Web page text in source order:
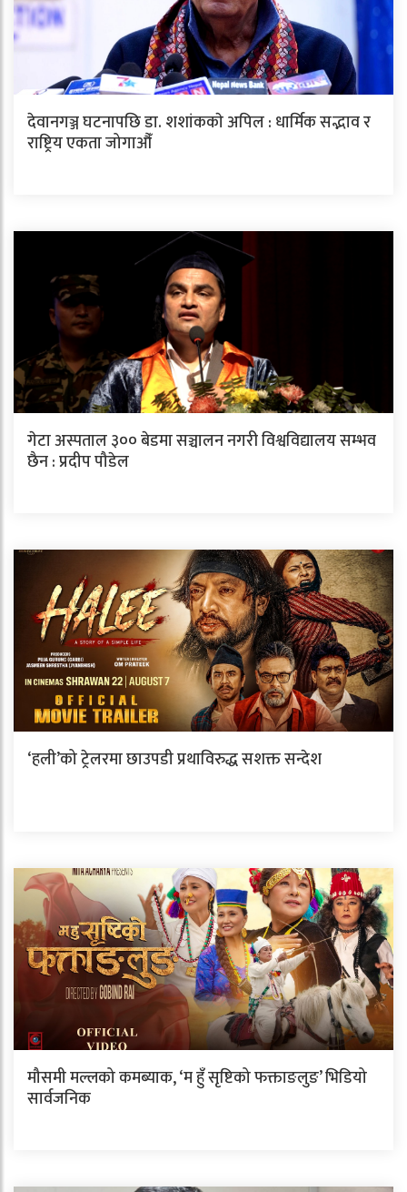
देवानगञ्ज घटनापछि डा. शशांककाे अपिल : धार्मिक सद्भाव र
राष्ट्रिय एकता जोगाऔँ
गेटा अस्पताल ३०० बेडमा सञ्चालन नगरी विश्वविद्यालय सम्भव
छैन : प्रदीप पौडेल
‘हली’को ट्रेलरमा छाउपडी प्रथाविरुद्ध सशक्त सन्देश
मौसमी मल्लको कमब्याक, ‘म हुँ सृष्टिको फक्ताङलुङ’ भिडियो
सार्वजनिक